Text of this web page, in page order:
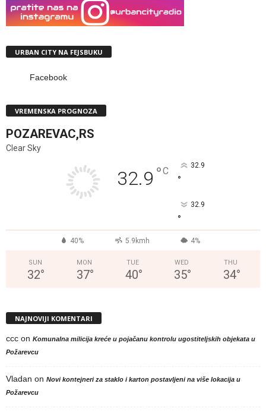
URBAN CITY NA FEJSBUKU
Facebook
VREMENSKA PROGNOZA
POZAREVAC,RS
Clear Sky
32.9 °C 32.9
°
32.9
°
40% 5.9kmh 4%
SUN
32°
MON
37°
TUE
40°
WED
35°
THU
34°
NAJNOVIJI KOMENTARI
ccc on Komunalna milicija kreće u pojačanu kontrolu ugostiteljskih objekata u
Požarevcu
Vladan on Novi kontejneri za staklo i karton postavljeni na više lokacija u
Požarevcu